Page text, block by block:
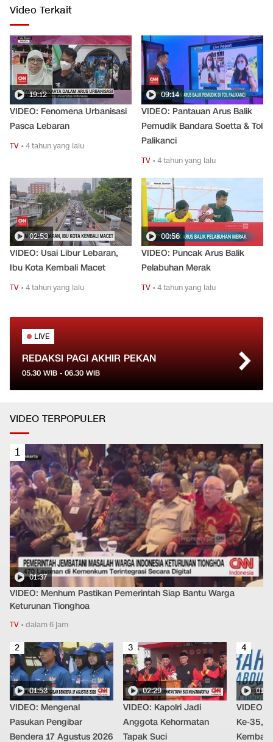
Video Terkait
19:12
VIDEO: Fenomena Urbanisasi
Pasca Lebaran
TV •4 tahun yang lalu
09:14
VIDEO: Pantauan Arus Balik
Pemudik Bandara Soetta & Tol
Palikanci
TV •4 tahun yang lalu
02:53
VIDEO: Usai Libur Lebaran,
Ibu Kota Kembali Macet
TV •4 tahun yang lalu
00:56
VIDEO: Puncak Arus Balik
Pelabuhan Merak
TV •4 tahun yang lalu
LIVE
REDAKSI PAGI AKHIR PEKAN
05.30 WIB - 06.30 WIB
VIDEO TERPOPULER
1
01:37
VIDEO: Menhum Pastikan Pemerintah Siap Bantu Warga
Keturunan Tionghoa
TV •dalam 6 jam
2
01:53
VIDEO: Mengenal
Pasukan Pengibar
Bendera 17 Agustus 2026
3
02:29
VIDEO: Kapolri Jadi
Anggota Kehormatan
Tapak Suci
4
01:41
VIDEO:
Ke-35,
Kembali